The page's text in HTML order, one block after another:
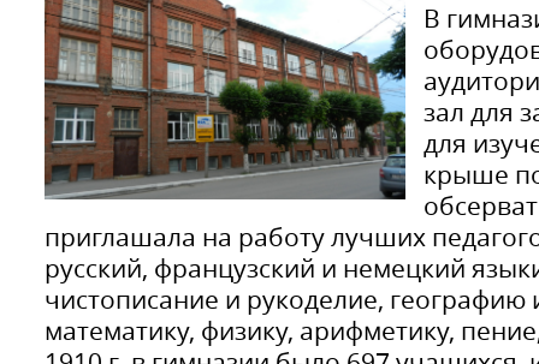
В
зал для
для
крыше
приглашала на работу лучших
русский, французский и немецкий
чистописание и рукоделие, географию
математику, физику, арифметику,